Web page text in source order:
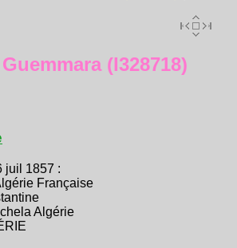
(I328718)
juil 1857 :
Française
Algérie